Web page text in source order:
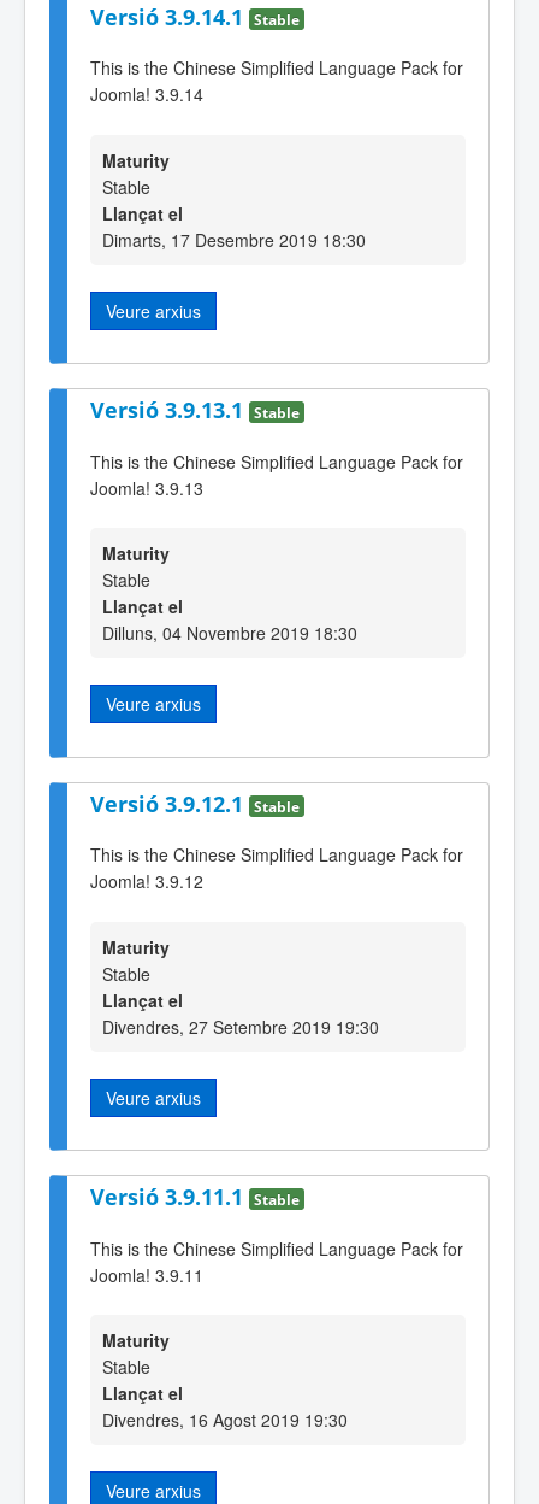
Versió 3.9.14.1 Stable
This is the Chinese Simplified Language Pack for
Joomla! 3.9.14
Maturity
Stable
Llançat el
Dimarts, 17 Desembre 2019 18:30
Veure arxius
Versió 3.9.13.1 Stable
This is the Chinese Simplified Language Pack for
Joomla! 3.9.13
Maturity
Stable
Llançat el
Dilluns, 04 Novembre 2019 18:30
Veure arxius
Versió 3.9.12.1 Stable
This is the Chinese Simplified Language Pack for
Joomla! 3.9.12
Maturity
Stable
Llançat el
Divendres, 27 Setembre 2019 19:30
Veure arxius
Versió 3.9.11.1 Stable
This is the Chinese Simplified Language Pack for
Joomla! 3.9.11
Maturity
Stable
Llançat el
Divendres, 16 Agost 2019 19:30
Veure arxius